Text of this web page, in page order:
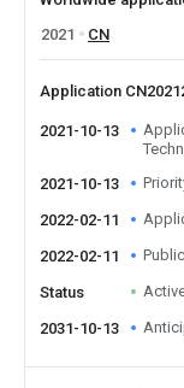
2021
CN
Application
2021-10-13
2021-10-13
2022-02-11
2022-02-11
Status
2031-10-13